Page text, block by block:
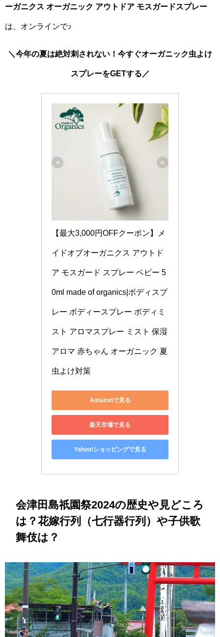
ーガニクス オーガニック アウトドア モスガードスプレー
は、オンラインで♪
＼今年の夏は絶対刺されない！今すぐオーガニック虫よけ
スプレーをGETする／
【最大3,000円OFFクーポン】メ
イドオブオーガニクス アウトド
ア モスガード スプレー ベビー 5
0ml made of organics|ボディスプ
レー ボディースプレー ボディミ
スト アロマスプレー ミスト 保湿
アロマ 赤ちゃん オーガニック 夏
虫よけ対策
Amazonで見る
楽天市場で見る
Yahoo!ショッピングで見る
会津田島祇園祭2024の歴史や見どころ
は？花嫁行列（七行器行列）や子供歌
舞伎は？